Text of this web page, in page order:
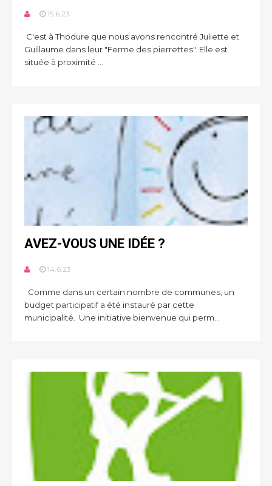
15.6.23
C'est à Thodure que nous avons rencontré Juliette et
Guillaume dans leur "Ferme des pierrettes". Elle est
située à proximité ...
AVEZ-VOUS UNE IDÉE ?
14.6.23
Comme dans un certain nombre de communes, un
budget participatif a été instauré par cette
municipalité. Une initiative bienvenue qui perm...